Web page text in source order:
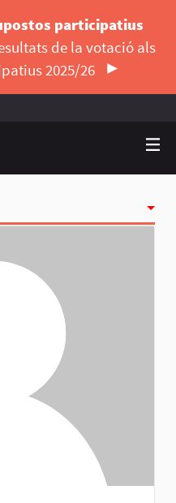
participatius
de la votació als
2025/26